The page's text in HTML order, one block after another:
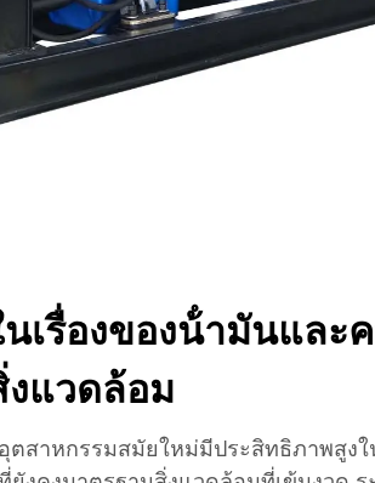
เรื่องของน้ํามันและ
แวดล้อม
ตสาหกรรมสมัยใหม่มีประสิทธิภาพสูงใ